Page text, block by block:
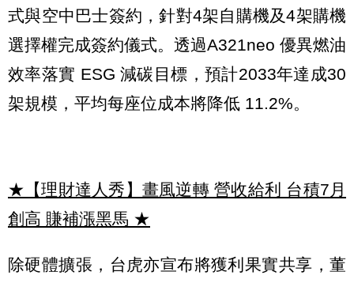
式與空中巴士簽約，針對4架自購機及4架購機
選擇權完成簽約儀式。透過A321neo 優異燃油
效率落實 ESG 減碳目標，預計2033年達成30
架規模，平均每座位成本將降低 11.2%。
★【理財達人秀】畫風逆轉 營收給利 台積7月
創高 賺補漲黑馬 ★
除硬體擴張，台虎亦宣布將獲利果實共享，董